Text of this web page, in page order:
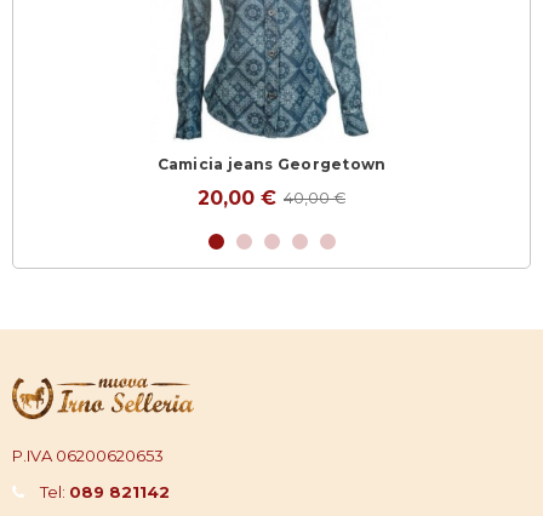
Camicia jeans Georgetown
20,00 € 40,00 €
P.IVA 06200620653
Tel: 089 821142